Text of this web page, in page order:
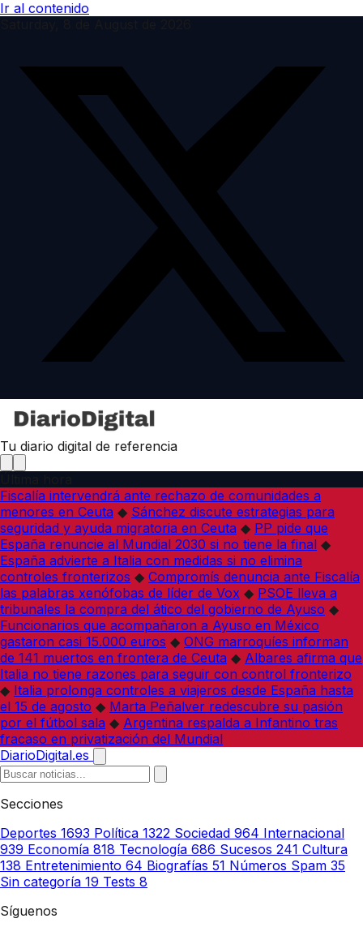
Ir al contenido
Tu diario digital de referencia
Fiscalía intervendrá ante rechazo de comunidades a
menores en Ceuta ◆ Sánchez discute estrategias para
seguridad y ayuda migratoria en Ceuta ◆ PP pide que
España renuncie al Mundial 2030 si no tiene la final ◆
España advierte a Italia con medidas si no elimina
controles fronterizos ◆ Compromís denuncia ante Fiscalía
las palabras xenófobas de líder de Vox ◆ PSOE lleva a
tribunales la compra del ático del gobierno de Ayuso ◆
Funcionarios que acompañaron a Ayuso en México
gastaron casi 15.000 euros ◆ ONG marroquíes informan
de 141 muertos en frontera de Ceuta ◆ Albares afirma que
Italia no tiene razones para seguir con control fronterizo
◆ Italia prolonga controles a viajeros desde España hasta
el 15 de agosto ◆ Marta Peñalver redescubre su pasión
por el fútbol sala ◆ Argentina respalda a Infantino tras
fracaso en privatización del Mundial
DiarioDigital.es
Secciones
Deportes 1693 Política 1322 Sociedad 964 Internacional
939 Economía 818 Tecnología 686 Sucesos 241 Cultura
138 Entretenimiento 64 Biografías 51 Números Spam 35
Sin categoría 19 Tests 8
Síguenos